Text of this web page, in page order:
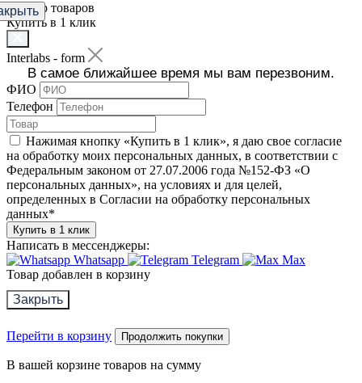
Фильтр товаров
Купить в 1 клик
Interlabs - form
В самое ближайшее время мы вам перезвоним.
ФИО
Телефон
Нажимая кнопку «Купить в 1 клик», я даю свое согласие
на обработку моих персональных данных, в соответствии с
Федеральным законом от 27.07.2006 года №152-ФЗ «О
персональных данных», на условиях и для целей,
определенных в Согласии на обработку персональных
данных*
Купить в 1 клик
Написать в мессенджеры:
Whatsapp
Telegram
Max
Товар добавлен в корзину
Закрыть
Перейти в корзину Продолжить покупки
В вашей корзине товаров на сумму